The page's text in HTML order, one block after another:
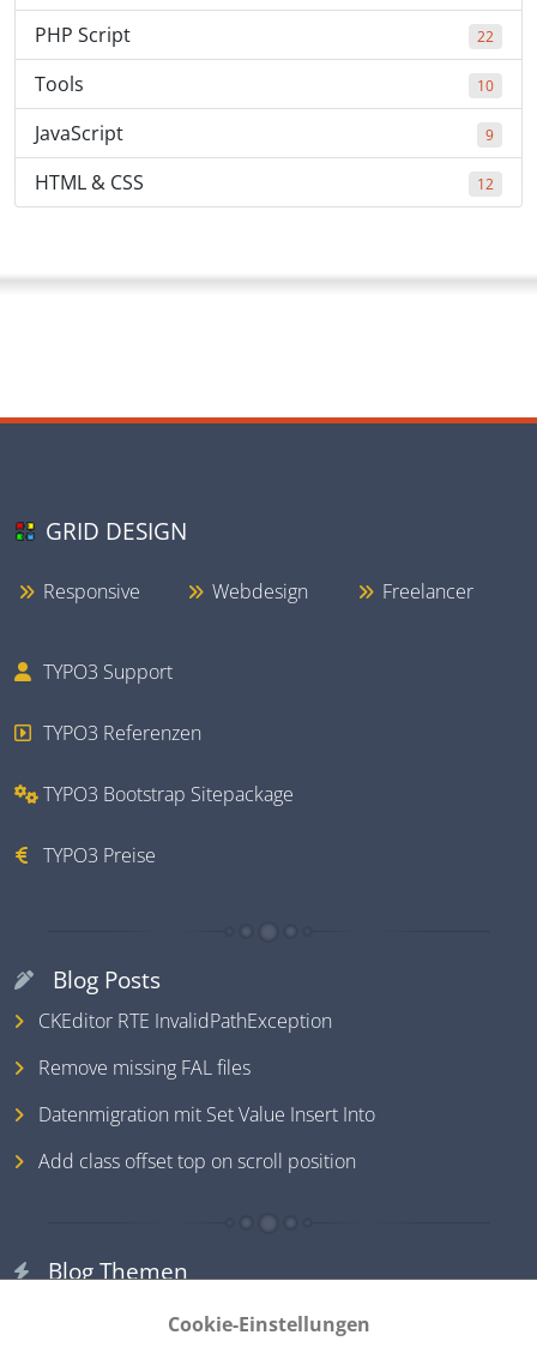
PHP Script 22
Tools 10
JavaScript 9
HTML & CSS 12
GRID DESIGN
Responsive Webdesign Freelancer
TYPO3 Support
TYPO3 Referenzen
TYPO3 Bootstrap Sitepackage
TYPO3 Preise
Blog Posts
CKEditor RTE InvalidPathException
Remove missing FAL files
Datenmigration mit Set Value Insert Into
Add class offset top on scroll position
Blog Themen
Cookie-Einstellungen